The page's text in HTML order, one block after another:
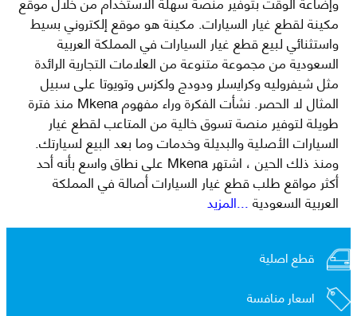
مكينة لقطع غيار السيارات. مكينة هو موقع إلكتروني بسيط
واستثنائي لبيع قطع غيار السيارات في المملكة العربية
السعودية من مجموعة متنوعة من العلامات التجارية الرائدة
مثل شيفروليه وكرايسلر ودودج ولكزس وتويوتا على سبيل
المثال لا الحصر. نشأت الفكرة وراء مفهوم Mkena منذ فترة
طويلة لتوفير منصة تسوق خالية من المتاعب لقطع غيار
السيارات الأصلية والبديلة وخدمات وما بعد البيع لسيارتك.
ومنذ ذلك الحين ، اشتهر Mkena على نطاق واسع بأنه أحد
أكثر مواقع طلب قطع غيار السيارات أصالة في المملكة
العربية السعودية...المزيد
قطع اصلية
اسعار منافسة